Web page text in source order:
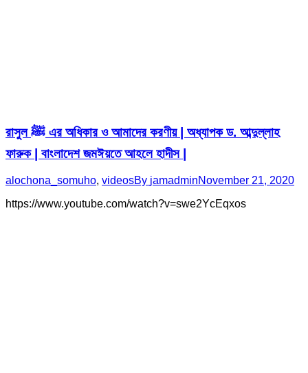
রাসুল ﷺ এর অধিকার ও আমাদের করণীয় | অধ্যাপক ড. আব্দুল্লাহ
ফারুক | বাংলাদেশ জমঈয়তে আহলে হাদীস |
alochona_somuho, videosBy jamadminNovember 21, 2020
https://www.youtube.com/watch?v=swe2YcEqxos